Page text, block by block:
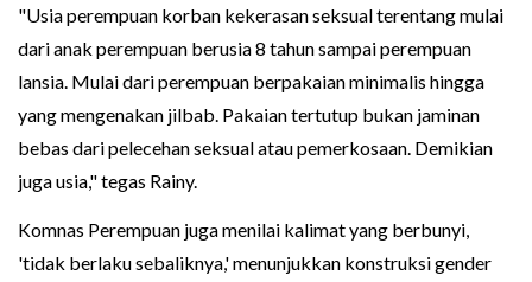
"Usia perempuan korban kekerasan seksual terentang mulai
dari anak perempuan berusia 8 tahun sampai perempuan
lansia. Mulai dari perempuan berpakaian minimalis hingga
yang mengenakan jilbab. Pakaian tertutup bukan jaminan
bebas dari pelecehan seksual atau pemerkosaan. Demikian
juga usia," tegas Rainy.
Komnas Perempuan juga menilai kalimat yang berbunyi,
'tidak berlaku sebaliknya,' menunjukkan konstruksi gender